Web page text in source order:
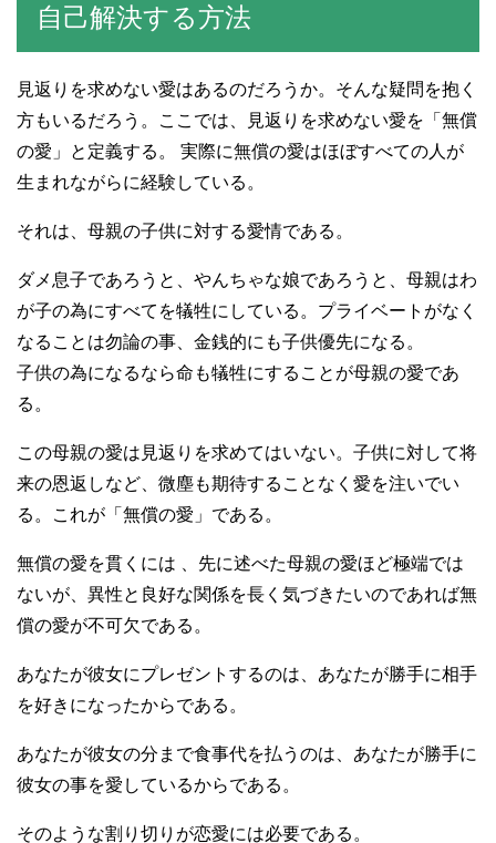
自己解決する方法
見返りを求めない愛はあるのだろうか。そんな疑問を抱く
方もいるだろう。ここでは、見返りを求めない愛を「無償
の愛」と定義する。 実際に無償の愛はほぼすべての人が
生まれながらに経験している。
それは、母親の子供に対する愛情である。
ダメ息子であろうと、やんちゃな娘であろうと、母親はわ
が子の為にすべてを犠牲にしている。プライベートがなく
なることは勿論の事、金銭的にも子供優先になる。
子供の為になるなら命も犠牲にすることが母親の愛であ
る。
この母親の愛は見返りを求めてはいない。子供に対して将
来の恩返しなど、微塵も期待することなく愛を注いでい
る。これが「無償の愛」である。
無償の愛を貫くには 、先に述べた母親の愛ほど極端では
ないが、異性と良好な関係を長く気づきたいのであれば無
償の愛が不可欠である。
あなたが彼女にプレゼントするのは、あなたが勝手に相手
を好きになったからである。
あなたが彼女の分まで食事代を払うのは、あなたが勝手に
彼女の事を愛しているからである。
そのような割り切りが恋愛には必要である。